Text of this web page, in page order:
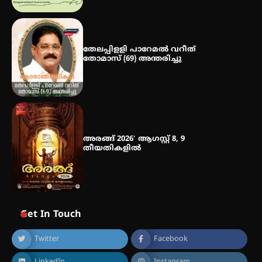
തേലപ്പിളളി പാറേമൽ വറീത്
തോമാസ് (69) അന്തരിച്ചു
അരങ്ങ് 2026′ ആഗസ്റ്റ് 8, 9
തീയതികളിൽ
Get In Touch
Twitter Facebook